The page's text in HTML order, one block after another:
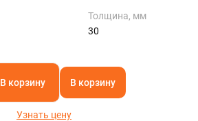
Толщина, мм
30
В корзину В корзину
Узнать цену